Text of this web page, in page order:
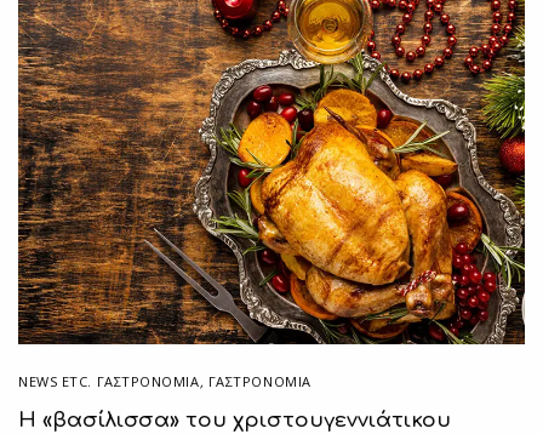
NEWS ETC. ΓΑΣΤΡΟΝΟΜΊΑ, ΓΑΣΤΡΟΝΟΜΙΑ
Η «βασίλισσα» του χριστουγεννιάτικου